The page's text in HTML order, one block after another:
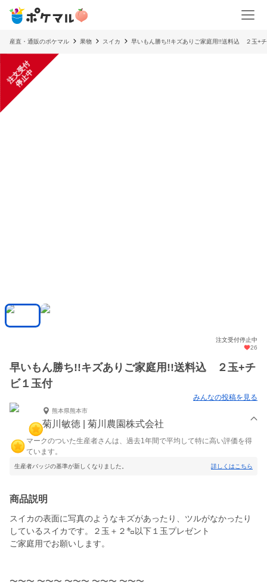
産直・通販のポケマル 果物 スイカ 早いもん勝ち!!キズありご家庭用!!送料込 ２玉+
注
文
受
付
停
止
中
注文受付停止中
26
早いもん勝ち!!キズありご家庭用!!送料込 ２玉+チ
ビ１玉付
みんなの投稿を見る
熊本県熊本市
菊川敏徳 | 菊川農園株式会社
マークのついた生産者さんは、過去1年間で平均して特に高い評価を得
ています。
生産者バッジの基準が新しくなりました。 詳しくはこちら
商品説明
スイカの表面に写真のようなキズがあったり、ツルがなかったり
しているスイカです。２玉＋２㌔以下１玉プレゼント
ご家庭用でお願いします。
〜〜〜 〜〜〜 〜〜〜 〜〜〜 〜〜〜